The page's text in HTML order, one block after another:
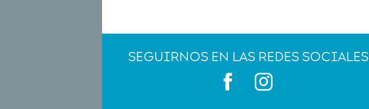
SEGUIRNOS EN LAS REDES SOCIALES